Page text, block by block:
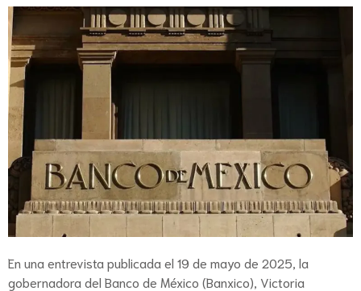
En una entrevista publicada el 19 de mayo de 2025, la
gobernadora del Banco de México (Banxico), Victoria